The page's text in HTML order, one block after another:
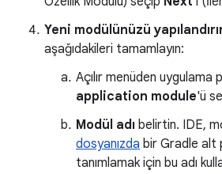
Yeni modülünüzü
aşağıdakileri tamamlayın:
Açılır menüden uygulama
application module'ü
Modül adı belirtin. IDE,
dosyanızda bir Gradle alt
tanımlamak için bu adı